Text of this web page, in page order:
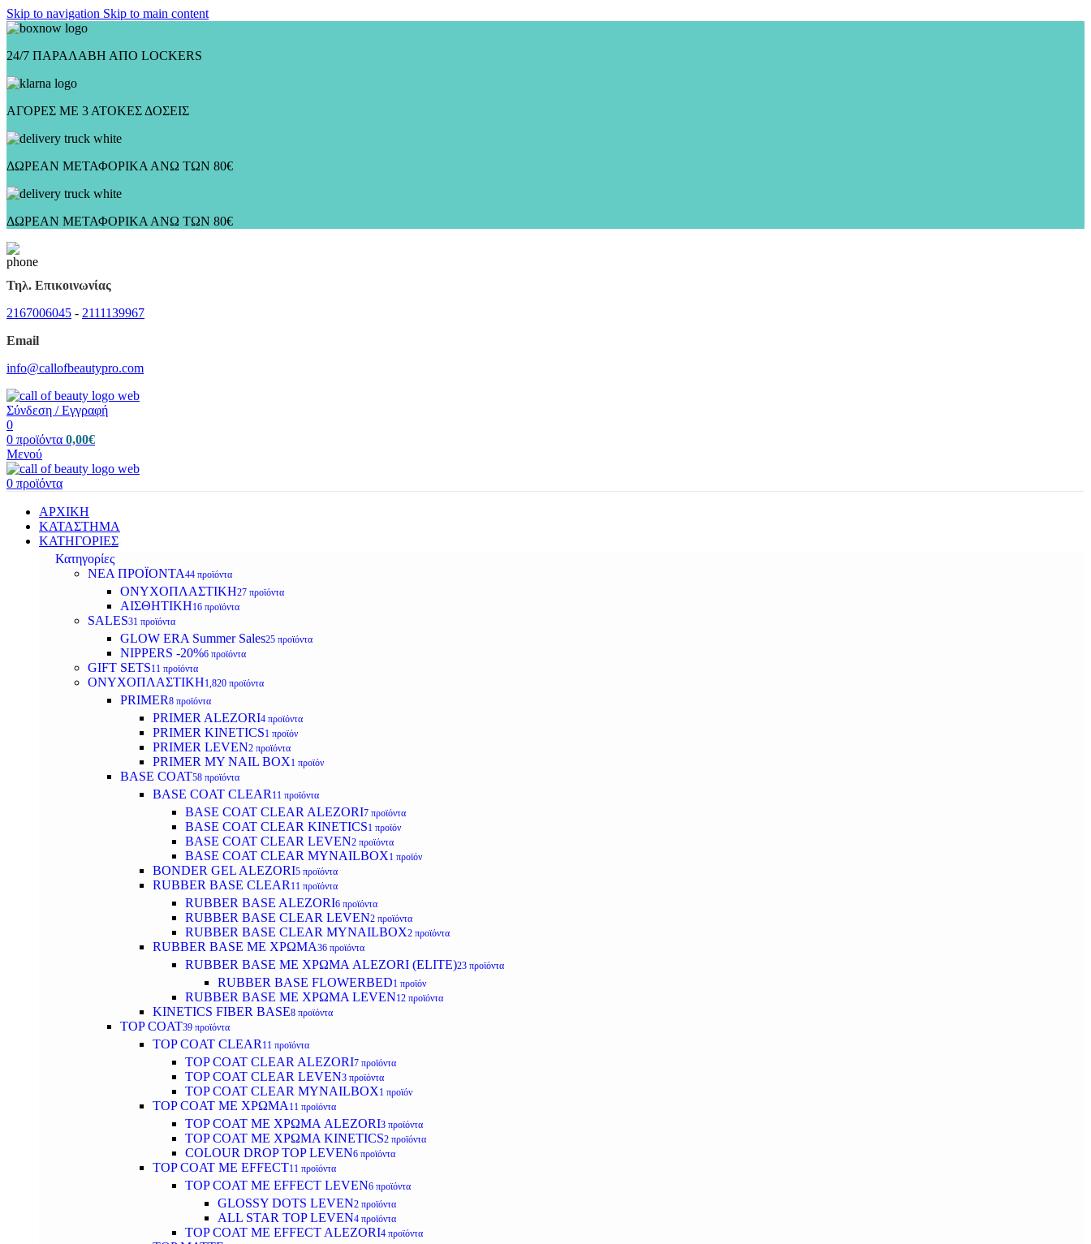
Skip to navigation Skip to main content
24/7 ΠΑΡΑΛΑΒΗ ΑΠΟ LOCKERS
ΑΓΟΡΕΣ ΜΕ 3 ΑΤΟΚΕΣ ΔΟΣΕΙΣ
ΔΩΡΕΑΝ ΜΕΤΑΦΟΡΙΚΑ ΑΝΩ ΤΩΝ 80€
ΔΩΡΕΑΝ ΜΕΤΑΦΟΡΙΚΑ ΑΝΩ ΤΩΝ 80€
Τηλ. Επικοινωνίας
2167006045 - 2111139967
Email
info@callofbeautypro.com
Σύνδεση / Εγγραφή
0
0 προϊόντα 0,00€
Μενού
0 προϊόντα
ΑΡΧΙΚΗ
ΚΑΤΑΣΤΗΜΑ
ΚΑΤΗΓΟΡΙΕΣ
Κατηγορίες
ΝΕΑ ΠΡΟΪΟΝΤΑ44 προϊόντα
ΟΝΥΧΟΠΛΑΣΤΙΚΗ27 προϊόντα
ΑΙΣΘΗΤΙΚΗ16 προϊόντα
SALES31 προϊόντα
GLOW ERA Summer Sales25 προϊόντα
NIPPERS -20%6 προϊόντα
GIFT SETS11 προϊόντα
ΟΝΥΧΟΠΛΑΣΤΙΚΗ1,820 προϊόντα
PRIMER8 προϊόντα
PRIMER ALEZORI4 προϊόντα
PRIMER KINETICS1 προϊόν
PRIMER LEVEN2 προϊόντα
PRIMER MY NAIL BOX1 προϊόν
BASE COAT58 προϊόντα
BASE COAT CLEAR 11 προϊόντα
BASE COAT CLEAR ALEZORI7 προϊόντα
BASE COAT CLEAR KINETICS1 προϊόν
BASE COAT CLEAR LEVEN2 προϊόντα
BASE COAT CLEAR MYNAILBOX1 προϊόν
BONDER GEL ALEZORI5 προϊόντα
RUBBER BASE CLEAR 11 προϊόντα
RUBBER BASE ALEZORI6 προϊόντα
RUBBER BASE CLEAR LEVEN2 προϊόντα
RUBBER BASE CLEAR MYNAILBOX2 προϊόντα
RUBBER BASE ΜΕ ΧΡΩΜΑ36 προϊόντα
RUBBER BASE ΜΕ ΧΡΩΜΑ ALEZORI (ELITE)23 προϊόντα
RUBBER BASE FLOWERBED1 προϊόν
RUBBER BASE ΜΕ ΧΡΩΜΑ LEVEN12 προϊόντα
KINETICS FIBER BASE8 προϊόντα
TOP COAT39 προϊόντα
TOP COAT CLEAR 11 προϊόντα
TOP COAT CLEAR ALEZORI7 προϊόντα
TOP COAT CLEAR LEVEN3 προϊόντα
TOP COAT CLEAR MYNAILBOX1 προϊόν
TOP COAT ΜΕ ΧΡΩΜΑ 11 προϊόντα
TOP COAT ΜΕ ΧΡΩΜΑ ALEZORI3 προϊόντα
TOP COAT ΜΕ ΧΡΩΜΑ KINETICS2 προϊόντα
COLOUR DROP TOP LEVEN6 προϊόντα
TOP COAT ΜΕ EFFECT11 προϊόντα
TOP COAT ME EFFECT LEVEN6 προϊόντα
GLOSSY DOTS LEVEN2 προϊόντα
ALL STAR TOP LEVEN4 προϊόντα
TOP COAT ME EFFECT ALEZORI4 προϊόντα